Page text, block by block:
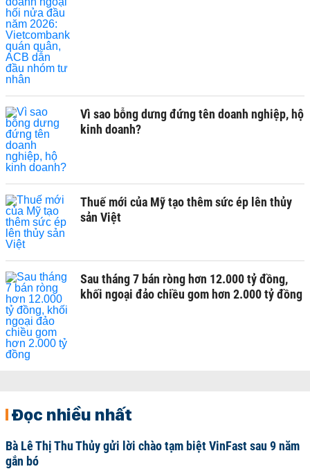
Vì sao bỗng dưng đứng tên doanh nghiệp, hộ
kinh doanh?
Thuế mới của Mỹ tạo thêm sức ép lên thủy
sản Việt
Sau tháng 7 bán ròng hơn 12.000 tỷ đồng,
khối ngoại đảo chiều gom hơn 2.000 tỷ đồng
Đọc nhiều nhất
Bà Lê Thị Thu Thủy gửi lời chào tạm biệt VinFast sau 9 năm
gắn bó